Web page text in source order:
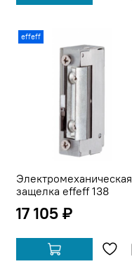
effeff
Электромеханическая
защелка effeff 138
17 105 ₽